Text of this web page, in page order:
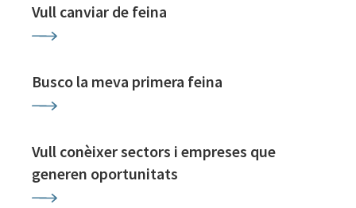
Vull canviar de feina
Busco la meva primera feina
Vull conèixer sectors i empreses que
generen oportunitats